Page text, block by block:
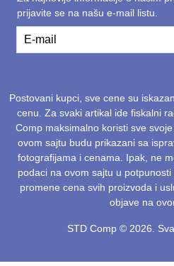
prijavite se na našu e-mail listu.
E-mail
Postovani kupci, sve cene su
cenu. Za svaki artikal ide fiskalni
Comp maksimalno koristi sve
ovom sajtu budu prikazani sa
fotografijama i cenama. Ipak, ne
podaci na ovom sajtu u
promene cena svih proizvoda i
objave na
STD Comp © 2026.